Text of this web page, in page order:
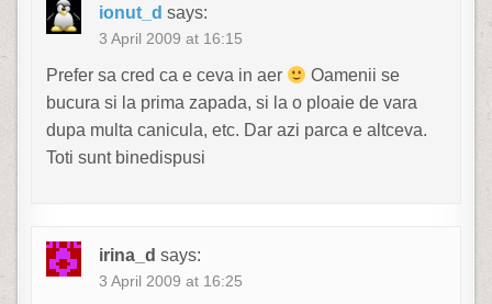
ionut_d says:
3 April 2009 at 16:15
Prefer sa cred ca e ceva in aer
Oamenii se
bucura si la prima zapada, si la o ploaie de vara
dupa multa canicula, etc. Dar azi parca e altceva.
Toti sunt binedispusi
irina_d says:
3 April 2009 at 16:25